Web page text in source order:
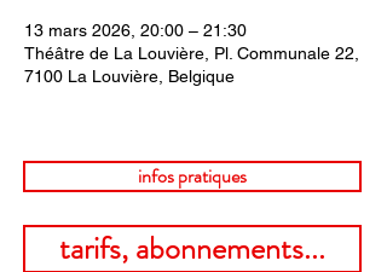
13 mars 2026, 20:00 – 21:30
Théâtre de La Louvière, Pl. Communale 22,
7100 La Louvière, Belgique
infos pratiques
tarifs, abonnements...